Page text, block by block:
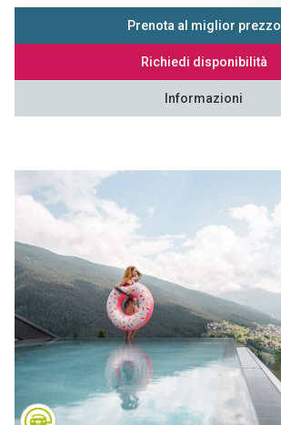
Prenota al miglior prezzo
Richiedi disponibilità
Informazioni